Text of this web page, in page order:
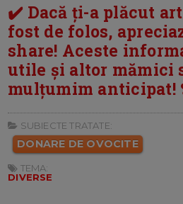
✔️ Dacă ți-a plăcut
fost de folos,
share! Aceste
utile și altor mămici
mulțumim anticipat!
SUBIECTE TRATATE:
DONARE DE OVOCITE
TEMA:
DIVERSE